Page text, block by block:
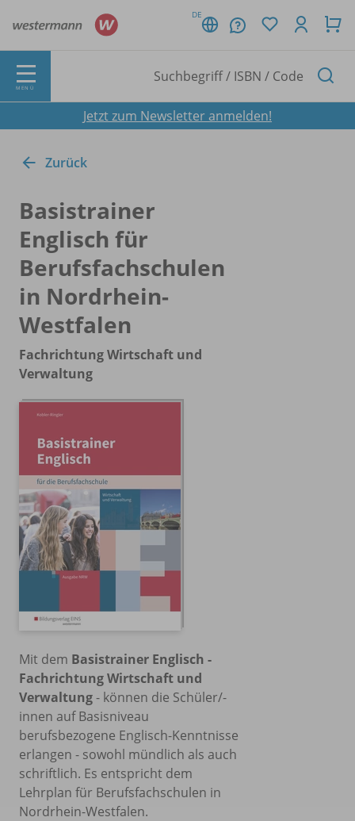
DE
MENÜ
Jetzt zum Newsletter anmelden!
Zurück
Basistrainer
Englisch für
Berufsfachschulen
in Nordrhein-
Westfalen
Fachrichtung Wirtschaft und
Verwaltung
Mit dem Basistrainer Englisch -
Fachrichtung Wirtschaft und
Verwaltung- können die Schüler/-
innen auf Basisniveau
berufsbezogene Englisch-Kenntnisse
erlangen - sowohl mündlich als auch
schriftlich. Es entspricht dem
Lehrplan für Berufsfachschulen in
Nordrhein-Westfalen.